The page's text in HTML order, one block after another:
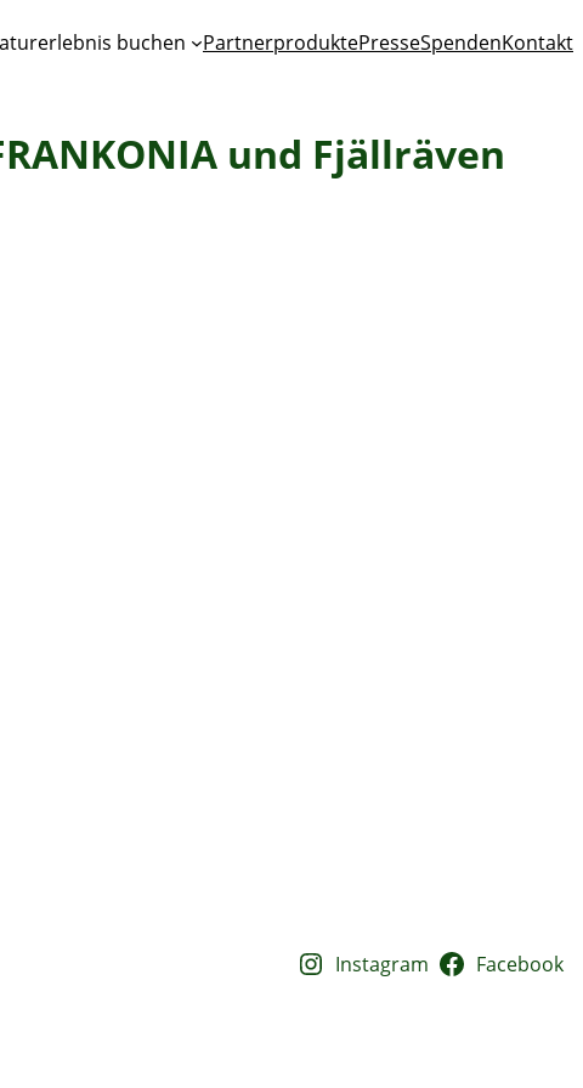
buchen PartnerproduktePresseSpendenKontakt
und Fjällräven
Instagram Facebook